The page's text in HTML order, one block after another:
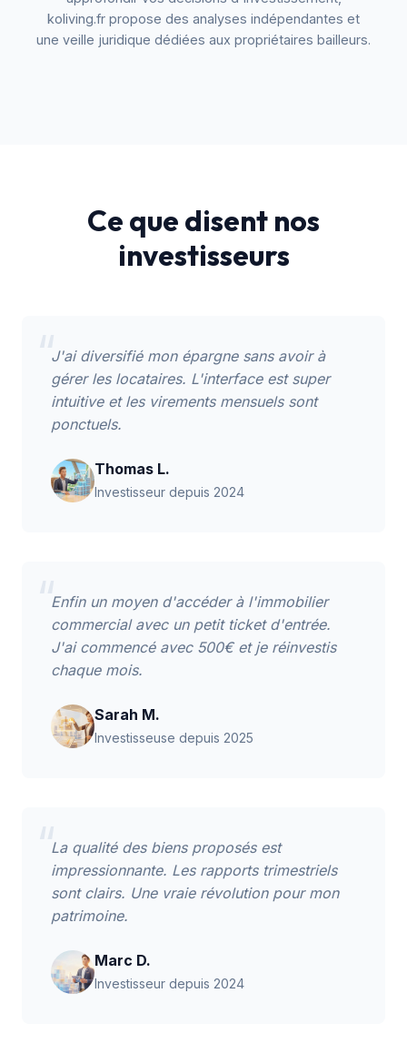
koliving.fr propose des analyses indépendantes et
une veille juridique dédiées aux propriétaires bailleurs.
Ce que disent nos
investisseurs
“J'ai diversifié mon épargne sans avoir à
gérer les locataires. L'interface est super
intuitive et les virements mensuels sont
ponctuels.
Thomas L.
Investisseur depuis 2024
“Enfin un moyen d'accéder à l'immobilier
commercial avec un petit ticket d'entrée.
J'ai commencé avec 500€ et je réinvestis
chaque mois.
Sarah M.
Investisseuse depuis 2025
“La qualité des biens proposés est
impressionnante. Les rapports trimestriels
sont clairs. Une vraie révolution pour mon
patrimoine.
Marc D.
Investisseur depuis 2024